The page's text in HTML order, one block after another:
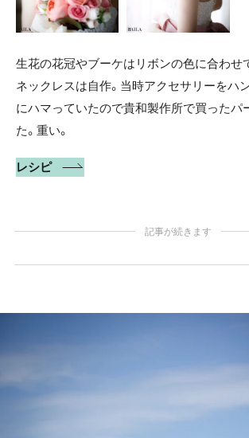
生花の花冠やブーケはリボンの色に合わせ
ネックレスは自作。当時アクセサリーをハ
にハマっていたので貴和製作所で買ったパ
た。重い。
レシピ
記事が続きます